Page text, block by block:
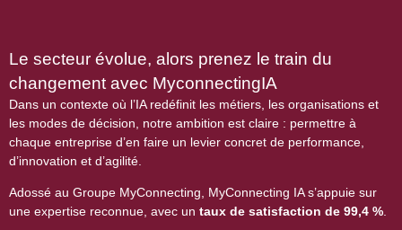
Le secteur évolue, alors prenez le train du
changement avec MyconnectingIA
Dans un contexte où l’IA redéfinit les métiers, les organisations et
les modes de décision, notre ambition est claire : permettre à
chaque entreprise d’en faire un levier concret de performance,
d’innovation et d’agilité.
Adossé au Groupe MyConnecting, MyConnecting IA s’appuie sur
une expertise reconnue, avec un taux de satisfaction de 99,4 %.